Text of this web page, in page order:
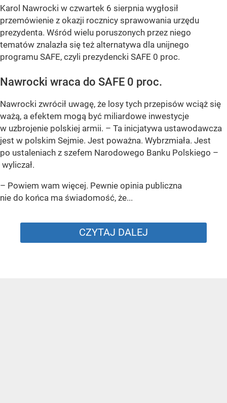
Karol Nawrocki w czwartek 6 sierpnia wygłosił
przemówienie z okazji rocznicy sprawowania urzędu
prezydenta. Wśród wielu poruszonych przez niego
tematów znalazła się też alternatywa dla unijnego
programu SAFE, czyli prezydencki SAFE 0 proc.
Nawrocki wraca do SAFE 0 proc.
Nawrocki zwrócił uwagę, że losy tych przepisów wciąż się
ważą, a efektem mogą być miliardowe inwestycje
w uzbrojenie polskiej armii. – Ta inicjatywa ustawodawcza
jest w polskim Sejmie. Jest poważna. Wybrzmiała. Jest
po ustaleniach z szefem Narodowego Banku Polskiego –
wyliczał.
– Powiem wam więcej. Pewnie opinia publiczna
nie do końca ma świadomość, że...
CZYTAJ DALEJ